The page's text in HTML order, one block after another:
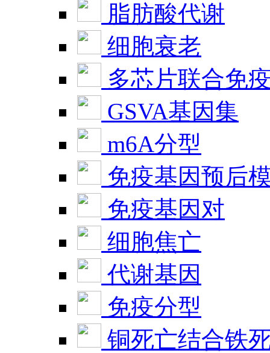
脂肪酸代谢
细胞衰老
多芯片联合免
GSVA基因集
m6A分型
免疫基因预后
免疫基因对
细胞焦亡
代谢基因
免疫分型
铜死亡结合铁